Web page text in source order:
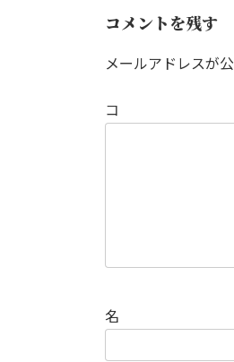
コメントを残す
メールアドレスが